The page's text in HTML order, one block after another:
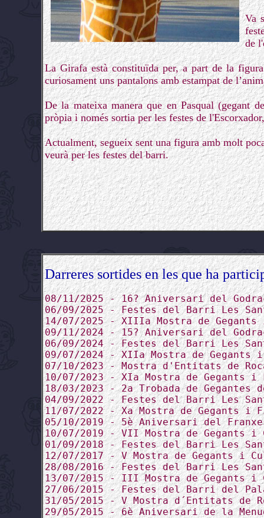
Va
de
La Girafa està constituïda per, a part de la
curiosament uns pantalons amb estampat de
De la mateixa manera que en Pasqual (gegant
pròpia i només sortia per les festes de
Actualment, segueix sent una figura amb molt
veurà per les festes del barri.
Darreres sortides en les que ha
08/11/2025 - 16? Aniversari del
06/09/2025 - Festes del Barri Les
14/07/2025 - XIIIa Mostra de
09/11/2024 - 15? Aniversari del
06/09/2024 - Festes del Barri Les
09/07/2024 - XIIa Mostra de Gegants
07/10/2023 - Mostra d'Entitats de
10/07/2023 - XIa Mostra de Gegants i
18/03/2023 - 2a Trobada de Gegantes
04/09/2022 - Festes del Barri Les
11/07/2022 - Xa Mostra de Gegants i
05/10/2019 - 5è Aniversari del
10/07/2019 - VII Mostra de Gegants
01/09/2018 - Festes del Barri Les
12/07/2017 - V Mostra de Gegants i
28/08/2016 - Festes del Barri Les
13/07/2015 - III Mostra de Gegants i
27/06/2015 - Festes del Barri del
31/05/2015 - V Mostra d´Entitats de
29/05/2015 - 6è Aniversari de la